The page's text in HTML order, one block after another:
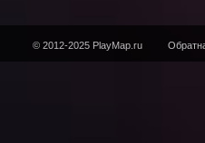
© 2012-2025 PlayMap.ru